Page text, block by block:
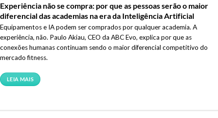
Experiência não se compra: por que as pessoas serão o maior
diferencial das academias na era da Inteligência Artificial
Equipamentos e IA podem ser comprados por qualquer academia. A
experiência, não. Paulo Akiau, CEO da ABC Evo, explica por que as
conexões humanas continuam sendo o maior diferencial competitivo do
mercado fitness.
LEIA MAIS